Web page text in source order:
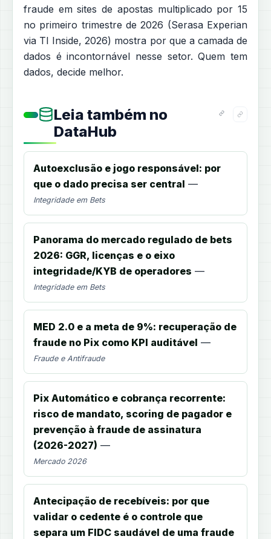
fraude em sites de apostas multiplicado por 15
no primeiro trimestre de 2026 (Serasa Experian
via TI Inside, 2026) mostra por que a camada de
dados é incontornável nesse setor. Quem tem
dados, decide melhor.
Leia também no
DataHub
Autoexclusão e jogo responsável: por
que o dado precisa ser central —
Integridade em Bets
Panorama do mercado regulado de bets
2026: GGR, licenças e o eixo
integridade/KYB de operadores —
Integridade em Bets
MED 2.0 e a meta de 9%: recuperação de
fraude no Pix como KPI auditável —
Fraude e Antifraude
Pix Automático e cobrança recorrente:
risco de mandato, scoring de pagador e
prevenção à fraude de assinatura
(2026-2027) —
Mercado 2026
Antecipação de recebíveis: por que
validar o cedente é o controle que
separa um FIDC saudável de uma fraude